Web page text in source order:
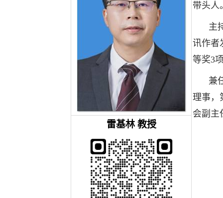
带头人
主
讯作者
等奖3
兼
理事，
会副主
雷基林 教授